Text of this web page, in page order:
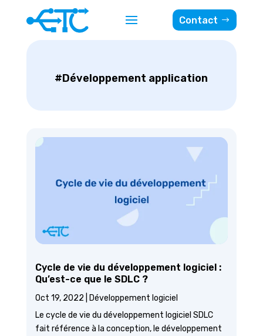
Contact
#Développement application
Cycle de vie du développement logiciel :
Qu’est-ce que le SDLC ?
Oct 19, 2022
Développement logiciel
Le cycle de vie du développement logiciel SDLC
fait référence à la conception, le développement